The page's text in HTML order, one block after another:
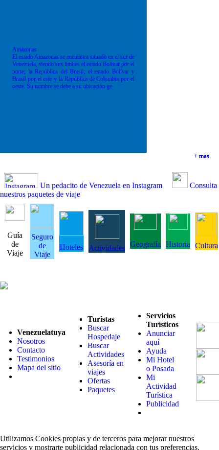
+ mas
+ mas
+ mas
Amazonas
El estado Amazonas se encuentra situado en el sur de
Venezuela, siendo sus límites el estado Bolívar por el
norte; la República del Brasil; el estado Bolívar y
Brasil por el este y la República de Colombia por el
oeste. Su nombre se debe a su ubicación ge
+ mas
Un pedacito de Venezuela en Instagram
Consulta
nuestros paquetes de viaje
Guía
de
Viaje
Seguro
de
Viaje
Hoteles Actividades Geografía Historia Cultura
Venezuelatuya
Nosotros
Contacto
Testimonios
Mapa del sitio
Turistas
Buscar
Hospedaje
Buscar
Actividades
Asesoría en
viajes
Ofertas
Paquetes
Servicios
Turísticos
Anunciar
aquí
Ayuda
Mi Hotel
o Posada
Mi
Actividad
Turística
Publicidad
Utilizamos Cookies propias y de terceros para mejorar nuestros
servicios y mostrarte publicidad relacionada con tus preferencias.